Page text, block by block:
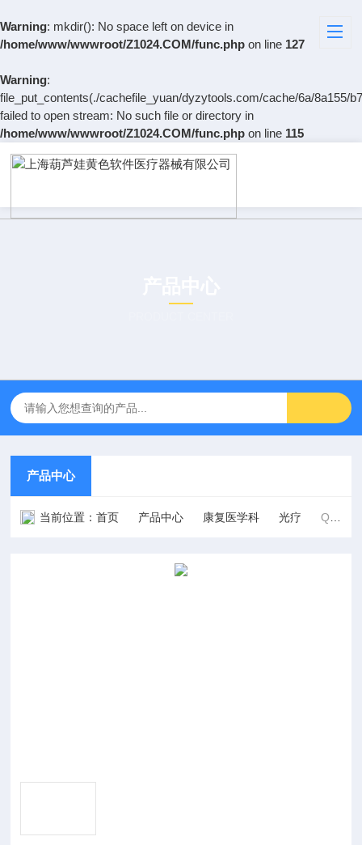
Warning: mkdir(): No space left on device in
/home/www/wwwroot/Z1024.COM/func.php on line 127
Warning:
file_put_contents(./cachefile_yuan/dyzytools.com/cache/6a/8a155/
failed to open stream: No such file or directory in
/home/www/wwwroot/Z1024.COM/func.php on line 115
产品中心
当前位置：首页 产品中心 康复医学科 光疗 QL/IPC-AI型四腔空气波压力治疗仪